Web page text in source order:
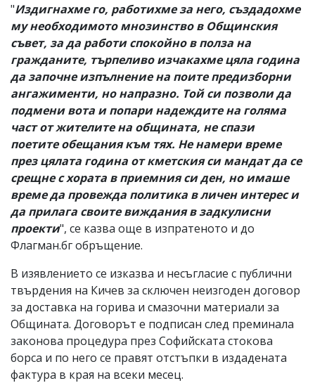
"Издигнахме го, работихме за него, създадохме
му необходимото мнозинство в Общинския
съвет, за да работи спокойно в полза на
гражданите, търпеливо изчакахме цяла година
да започне изпълнение на поите предизборни
ангажименти, но напразно. Той си позволи да
подмени вота и попари надеждите на голяма
част от жителите на общината, не спази
поетите обещания към тях. Не намери време
през цялата година от кметския си мандат да се
срещне с хората в приемния си ден, но имаше
време да провежда политика в личен интерес и
да прилага своите виждания в задкулисни
проекти", се казва още в изпратеното и до
Флагман.бг обръщение.
В изявлението се изказва и несъгласие с публични
твърдения на Кичев за сключен неизгоден договор
за доставка на горива и смазочни материали за
Общината. Договорът е подписан след преминала
законова процедура през Софийската стокова
борса и по него се правят отстъпки в издадената
фактура в края на всеки месец.